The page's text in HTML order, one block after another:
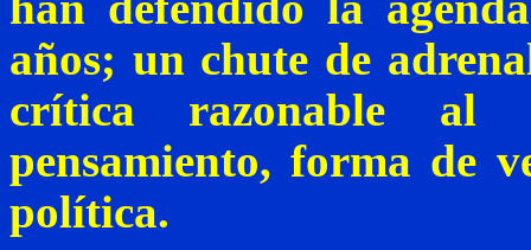
años; un chute de
crítica razonable al
pensamiento, forma de
política.